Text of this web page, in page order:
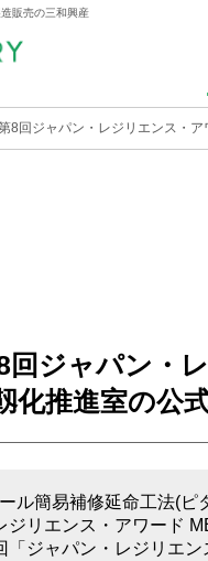
販売の三和興産
8回ジャパン・レジリエンス・
回ジャパン・
化推進室の公
ル簡易補修延命工法(ピ
ジリエンス・アワード
ジャパン・レジリエ